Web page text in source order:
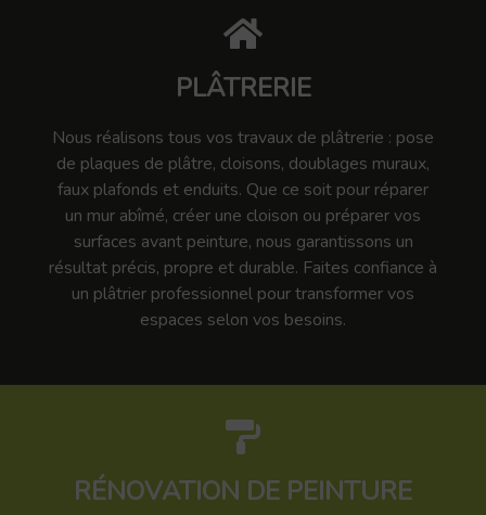
PLÂTRERIE
Nous réalisons tous vos travaux de plâtrerie : pose
de plaques de plâtre, cloisons, doublages muraux,
faux plafonds et enduits. Que ce soit pour réparer
un mur abîmé, créer une cloison ou préparer vos
surfaces avant peinture, nous garantissons un
résultat précis, propre et durable. Faites confiance à
un plâtrier professionnel pour transformer vos
espaces selon vos besoins.
RÉNOVATION DE PEINTURE